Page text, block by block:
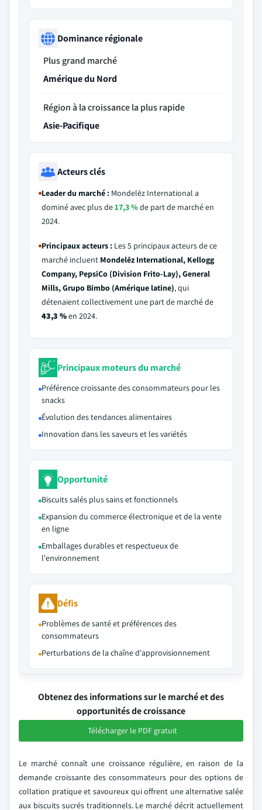
Dominance régionale
Plus grand marché
Amérique du Nord
Région à la croissance la plus rapide
Asie-Pacifique
Acteurs clés
Leader du marché : Mondelēz International a
dominé avec plus de17,3 %de part de marché en
2024.
Principaux acteurs : Les 5 principaux acteurs de ce
marché incluent Mondelēz International, Kellogg
Company, PepsiCo (Division Frito-Lay), General
Mills, Grupo Bimbo (Amérique latine), qui
détenaient collectivement une part de marché de
43,3 %en 2024.
Principaux moteurs du marché
Préférence croissante des consommateurs pour les
snacks
Évolution des tendances alimentaires
Innovation dans les saveurs et les variétés
Opportunité
Biscuits salés plus sains et fonctionnels
Expansion du commerce électronique et de la vente
en ligne
Emballages durables et respectueux de
l'environnement
Défis
Problèmes de santé et préférences des
consommateurs
Perturbations de la chaîne d'approvisionnement
Obtenez des informations sur le marché et des
opportunités de croissance
Télécharger le PDF gratuit
Le marché connaît une croissance régulière, en raison de la
demande croissante des consommateurs pour des options de
collation pratique et savoureux qui offrent une alternative salée
aux biscuits sucrés traditionnels. Le marché décrit actuellement